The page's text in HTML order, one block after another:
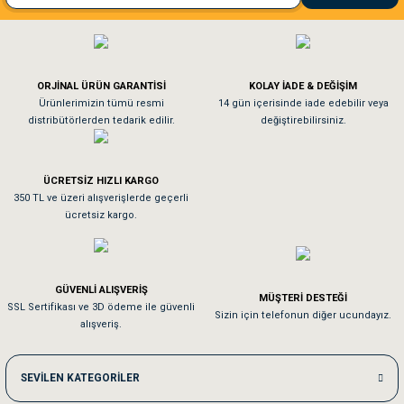
Gönder
El**** Ek******
Köpeğim bayıldı hediyeler için teşekkürler
As**** Tu******
Tavşanım kafesinin kalitesine ve paketlemesine bayıldım
Sa**** On******
Kedilerim beğeniyorlar. Memnunuz. Uygun fiyatta olması iyi.
Me***** Ya******
Akşam verdiğim sipariş bir sonraki gün elime ulaştı. Jack russell köpeğim
ORJİNAL ÜRÜN GARANTİSİ
Ürünlerimizin tümü resmi
distribütörlerden tedarik edilir.
KOLAY İADE & DEĞİŞİM
14 gün içerisinde iade edebilir veya
değiştirebilirsiniz.
ÜCRETSİZ HIZLI KARGO
350 TL ve üzeri alışverişlerde geçerli
ücretsiz kargo.
GÜVENLİ ALIŞVERİŞ
SSL Sertifikası ve 3D ödeme ile güvenli
alışveriş.
MÜŞTERİ DESTEĞİ
Sizin için telefonun diğer ucundayız.
SEVİLEN KATEGORİLER